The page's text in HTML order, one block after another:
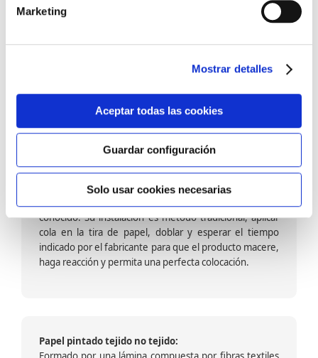
Marketing
Mostrar detalles
Aceptar todas las cookies
Guardar configuración
Solo usar cookies necesarias
barniz multiadherente en base agua. En zonas de
fuegos, se recomienda proteger con placas, silestone,
dado que el frotar en exceso dañaría el papel. Su
colocación es cola en la pared y tira en seco, sin
colocación es fácil rápida y sencilla.
Papel pintado calidad papel:
Formado por una capa de papel sobre un soporte de
conocido. Su instalación es método tradicional, aplicar
cola en la tira de papel, doblar y esperar el tiempo
indicado por el fabricante para que el producto macere,
haga reacción y permita una perfecta colocación.
Papel pintado tejido no tejido: